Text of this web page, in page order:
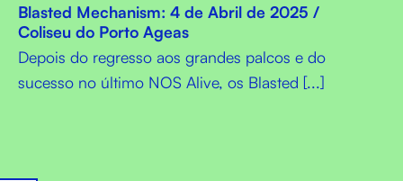
Blasted Mechanism: 4 de Abril de 2025 /
Coliseu do Porto Ageas
Depois do regresso aos grandes palcos e do
sucesso no último NOS Alive, os Blasted [...]